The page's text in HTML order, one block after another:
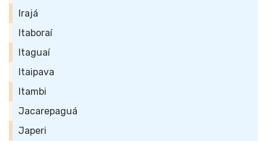
Irajá
Itaboraí
Itaguaí
Itaipava
Itambi
Jacarepaguá
Japeri